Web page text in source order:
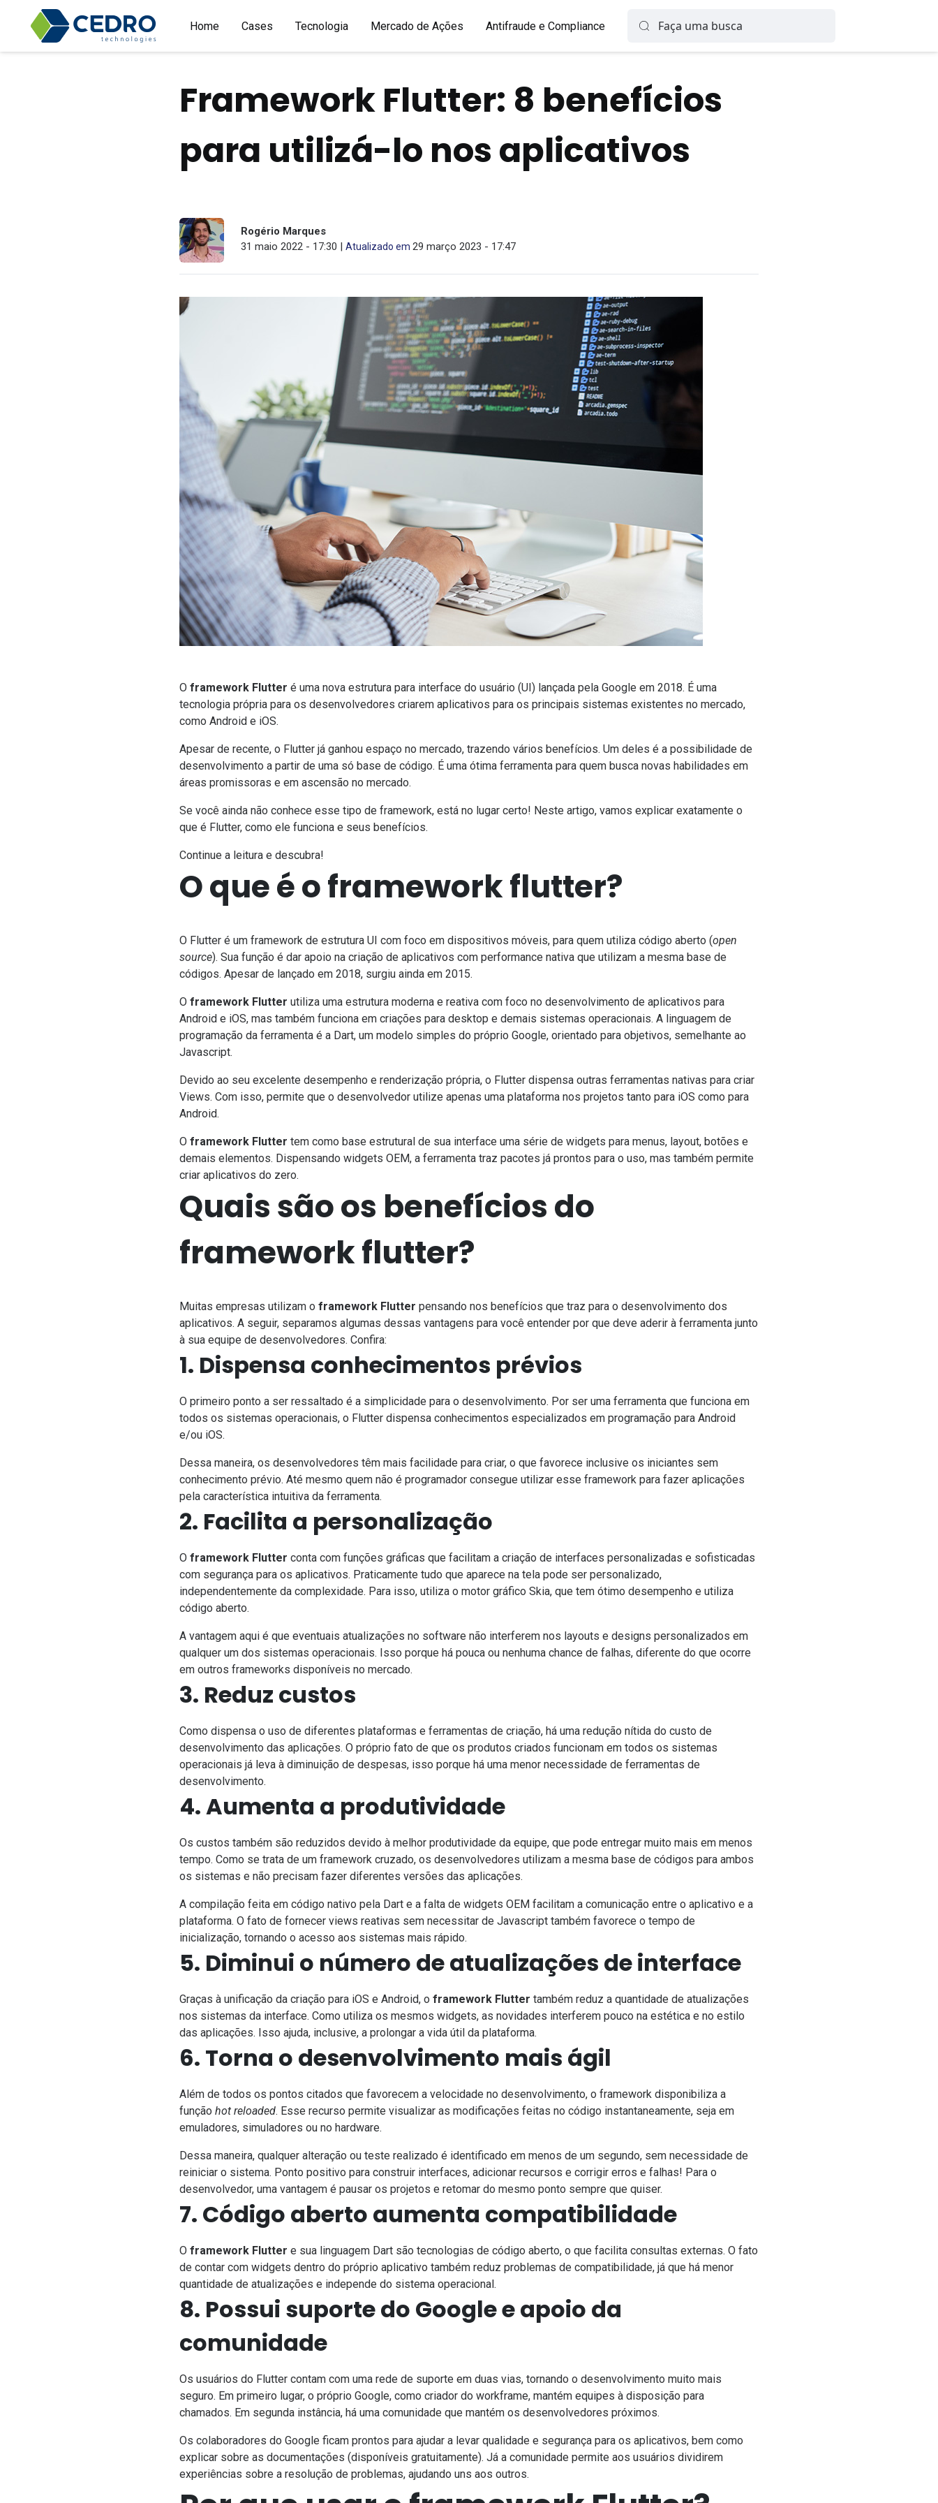
Home Cases Tecnologia Mercado de Ações Antifraude e Compliance
Framework Flutter: 8 benefícios
para utilizá-lo nos aplicativos
Rogério Marques
31 maio 2022 - 17:30 |Atualizado em29 março 2023 - 17:47
Oframework Flutter é uma nova estrutura para interface do usuário (UI) lançada pela Google em 2018. É uma
tecnologia própria para os desenvolvedores criarem aplicativos para os principais sistemas existentes no mercado,
como Android e iOS.
Apesar de recente, o Flutter já ganhou espaço no mercado, trazendo vários benefícios. Um deles é a possibilidade de
desenvolvimento a partir de uma só base de código. É uma ótima ferramenta para quem busca novas habilidades em
áreas promissoras e em ascensão no mercado.
Se você ainda não conhece essetipo de framework, está no lugar certo! Neste artigo, vamos explicar exatamente o
que é Flutter, como ele funciona e seus benefícios.
Continue a leitura e descubra!
O que é o framework flutter?
O Flutter é um framework de estrutura UI com foco em dispositivos móveis, para quem utiliza código aberto (open
source). Sua função é dar apoio nacriação de aplicativos com performance nativa que utilizam a mesma base de
códigos. Apesar de lançado em 2018, surgiu ainda em 2015.
Oframework Flutter utiliza uma estrutura moderna e reativa com foco no desenvolvimento de aplicativos para
Android e iOS, mas também funciona em criações para desktop e demais sistemas operacionais. A linguagem de
programação da ferramenta é a Dart, um modelo simples do próprio Google, orientado para objetivos, semelhante ao
Javascript.
Devido ao seu excelente desempenho e renderização própria, o Flutter dispensa outras ferramentas nativas para criar
Views. Com isso, permite que o desenvolvedor utilize apenas uma plataforma nos projetos tanto para iOS como para
Android.
Oframework Flutter tem como base estrutural de sua interface uma série de widgets para menus, layout, botões e
demais elementos. Dispensando widgets OEM, a ferramenta traz pacotes já prontos para o uso, mas também permite
criar aplicativos do zero.
Quais são os benefícios do
framework flutter?
Muitas empresas utilizam oframework Flutter pensando nos benefícios que traz para o desenvolvimento dos
aplicativos. A seguir, separamos algumas dessas vantagens para você entender por que deve aderir à ferramenta junto
à sua equipe de desenvolvedores. Confira:
1. Dispensa conhecimentos prévios
O primeiro ponto a ser ressaltado é a simplicidade para o desenvolvimento. Por ser uma ferramenta que funciona em
todos os sistemas operacionais, o Flutter dispensa conhecimentos especializados em programação para Android
e/ou iOS.
Dessa maneira, os desenvolvedores têm mais facilidade para criar, o que favorece inclusive os iniciantes sem
conhecimento prévio. Até mesmo quem não é programador consegue utilizar esse framework para fazer aplicações
pela característica intuitiva da ferramenta.
2. Facilita a personalização
Oframework Flutter conta com funções gráficas que facilitam a criação de interfaces personalizadas e sofisticadas
com segurança para os aplicativos. Praticamente tudo que aparece na tela pode ser personalizado,
independentemente da complexidade. Para isso, utiliza o motor gráfico Skia, que tem ótimo desempenho e utiliza
código aberto.
A vantagem aqui é que eventuais atualizações no software não interferem nos layouts e designs personalizados em
qualquer um dos sistemas operacionais. Isso porque há pouca ou nenhuma chance de falhas, diferente do que ocorre
em outros frameworks disponíveis no mercado.
3. Reduz custos
Como dispensa o uso de diferentes plataformas e ferramentas de criação, há uma redução nítida do custo de
desenvolvimento das aplicações. O próprio fato de que os produtos criados funcionam em todos os sistemas
operacionais já leva à diminuição de despesas, isso porque há uma menor necessidade de ferramentas de
desenvolvimento.
4. Aumenta a produtividade
Os custos também são reduzidos devido à melhor produtividade da equipe, que pode entregar muito mais em menos
tempo. Como se trata de um framework cruzado, os desenvolvedores utilizam a mesma base de códigos para ambos
os sistemas e não precisam fazer diferentes versões das aplicações.
A compilação feita em código nativo pela Dart e a falta de widgets OEM facilitam a comunicação entre o aplicativo e a
plataforma. O fato de fornecer views reativas sem necessitar de Javascript também favorece o tempo de
inicialização,tornando o acesso aos sistemas mais rápido.
5. Diminui o número de atualizações de interface
Graças à unificação da criação para iOS e Android, oframework Flutter também reduz a quantidade de atualizações
nos sistemas da interface. Como utiliza os mesmos widgets, as novidades interferem pouco na estética e no estilo
das aplicações. Isso ajuda, inclusive, a prolongar a vida útil da plataforma.
6. Torna o desenvolvimento mais ágil
Além de todos os pontos citados que favorecem a velocidade no desenvolvimento, o framework disponibiliza a
funçãohot reloaded. Esse recurso permite visualizar as modificações feitas no código instantaneamente, seja em
emuladores, simuladores ou no hardware.
Dessa maneira, qualquer alteração ou teste realizado é identificado em menos de um segundo, sem necessidade de
reiniciar o sistema. Ponto positivo para construir interfaces, adicionar recursos e corrigir erros e falhas! Para o
desenvolvedor, uma vantagem é pausar os projetos e retomar do mesmo ponto sempre que quiser.
7. Código aberto aumenta compatibilidade
Oframework Flutter e sua linguagem Dart sãotecnologias de código aberto, o que facilita consultas externas. O fato
de contar com widgets dentro do próprio aplicativo também reduz problemas de compatibilidade, já que há menor
quantidade de atualizações e independe do sistema operacional.
8. Possui suporte do Google e apoio da
comunidade
Os usuários do Flutter contam com umarede de suporte em duas vias, tornando o desenvolvimento muito mais
seguro. Em primeiro lugar, o próprio Google, como criador do workframe, mantém equipes à disposição para
chamados. Em segunda instância, há uma comunidade que mantém os desenvolvedores próximos.
Os colaboradores do Google ficam prontos para ajudar a levar qualidade e segurança para os aplicativos, bem como
explicar sobre as documentações (disponíveis gratuitamente). Já a comunidade permite aos usuários dividirem
experiências sobre a resolução de problemas, ajudando uns aos outros.